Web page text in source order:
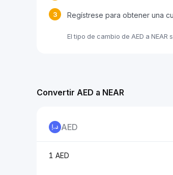
3 Regístrese para obtener una
El tipo de cambio de AED a
Convertir AED a NEAR
AED
1 AED